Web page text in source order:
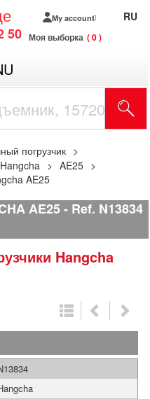
50
My account
Моя выборка 0
RU
погрузчик
Hangcha
AE25
AE25
AE25 Ref. N13834
Hangcha